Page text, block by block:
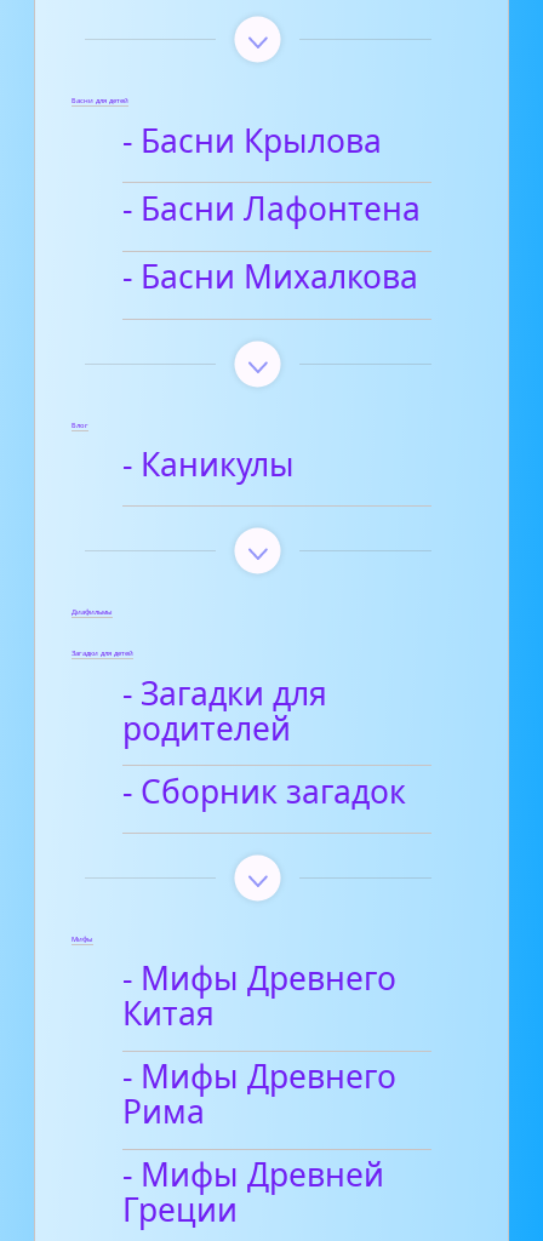
Басни для детей
- Басни Крылова
- Басни Лафонтена
- Басни Михалкова
Блог
- Каникулы
Диафильмы
Загадки для детей
- Загадки для
родителей
- Сборник загадок
Мифы
- Мифы Древнего
Китая
- Мифы Древнего
Рима
- Мифы Древней
Греции